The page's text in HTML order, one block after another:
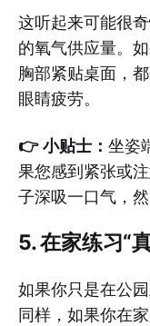
这听起来可能很
的氧气供应量。
胸部紧贴桌面，
眼睛疲劳。
👉 小贴士： 坐姿
果您感到紧张或
子深吸一口气，然
5. 在家练习“
如果你只是在公
同样，如果你在